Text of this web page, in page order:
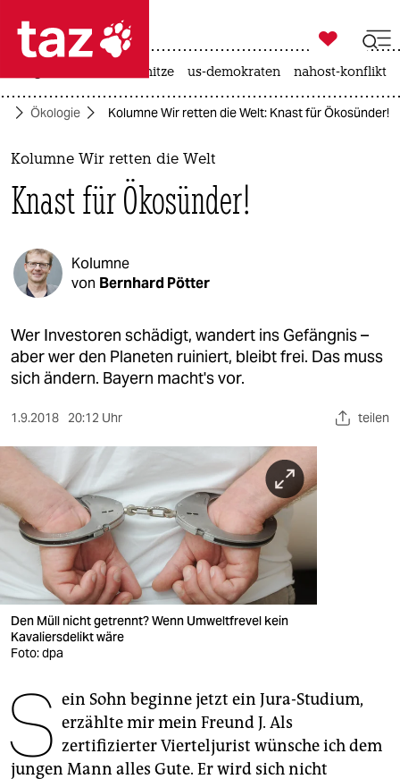
 taz zahl ich
taz zahl ich
themen
politik
öko
gesellschaft
kultur
sport
nord
wahrheit
verlag
verlag
veranstaltungen
shop
fragen & hilfe
unterstützen
genossenschaft

taz zahl ich
hitze us-demokraten nahost-konflikt
Ökologie Kolumne Wir retten die Welt: Knast für Ökosünder!
Kolumne Wir retten die Welt
Knast für Ökosünder!
Kolumne
von Bernhard Pötter
Wer Investoren schädigt, wandert ins Gefängnis –
aber wer den Planeten ruiniert, bleibt frei. Das muss
sich ändern. Bayern macht's vor.
1.9.2018 20:12 Uhr teilen
Den Müll nicht getrennt? Wenn Umweltfrevel kein
Kavaliersdelikt wäre
Foto: dpa
S ein Sohn beginne jetzt ein Jura-Studium,
erzählte mir mein Freund J. Als
zertifizierter Vierteljurist wünsche ich dem
jungen Mann alles Gute. Er wird sich nicht